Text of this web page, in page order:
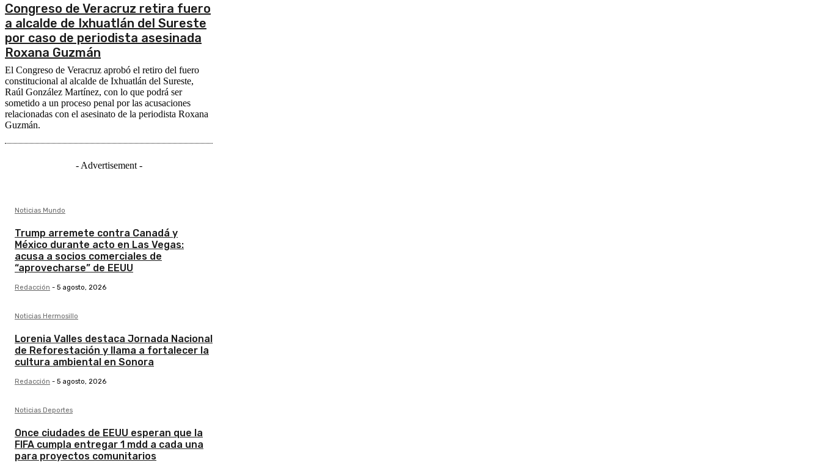
Congreso de Veracruz retira fuero
a alcalde de Ixhuatlán del Sureste
por caso de periodista asesinada
Roxana Guzmán
El Congreso de Veracruz aprobó el retiro del fuero
constitucional al alcalde de Ixhuatlán del Sureste,
Raúl González Martínez, con lo que podrá ser
sometido a un proceso penal por las acusaciones
relacionadas con el asesinato de la periodista Roxana
Guzmán.
- Advertisement -
Noticias Mundo
Trump arremete contra Canadá y
México durante acto en Las Vegas:
acusa a socios comerciales de
“aprovecharse” de EEUU
Redacción - 5 agosto, 2026
Noticias Hermosillo
Lorenia Valles destaca Jornada Nacional
de Reforestación y llama a fortalecer la
cultura ambiental en Sonora
Redacción - 5 agosto, 2026
Noticias Deportes
Once ciudades de EEUU esperan que la
FIFA cumpla entregar 1 mdd a cada una
para proyectos comunitarios